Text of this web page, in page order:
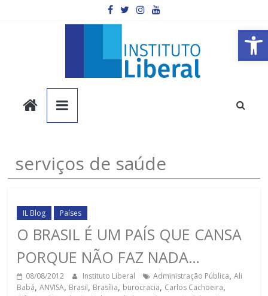
Barra de Ferramentas Aberta
Instituto
Liberal
Você
é
mais
importante
da
sociedade.
serviços de saúde
IL Blog Países
O BRASIL É UM PAÍS QUE CANSA
PORQUE NÃO FAZ NADA…
08/08/2012 Instituto Liberal Administração Pública,Ali
Babá,ANVISA, Brasil, Brasília, burocracia, Carlos Cachoeira,